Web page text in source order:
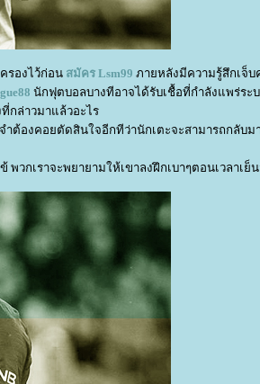
รองไว้ก่อน สมัคร Lsm99 ภายหลังมีความรู้สึกเจ็บ
นักฟุตบอลบางทีอาจได้รับเชื้อที่กำลังแพร่ร
ที่กล่าวมาแล้วอะไร
ำต้องคอยตัดสินใจอีกทีว่านักเตะจะสามารถกลับ
วกเราจะพยายามให้เขาลงฝึกเบาๆตอนเวลาเย็